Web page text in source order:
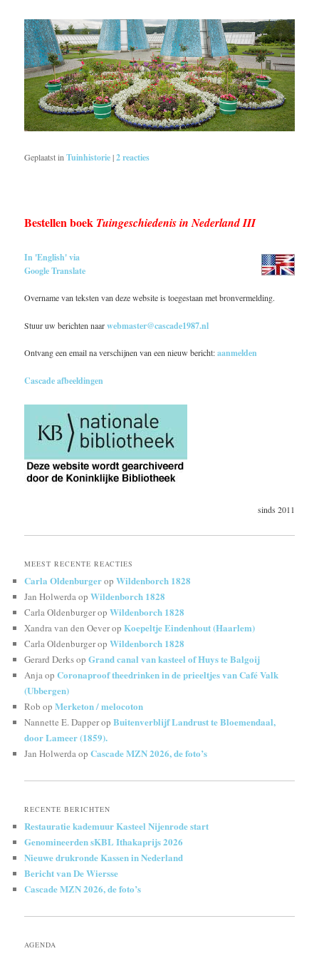
Geplaatst in Tuinhistorie|2reacties
Bestellen boek Tuingeschiedenis in Nederland III
In 'English' via
Google Translate
Overname van teksten van deze website is toegestaan met bronvermelding.
Stuur uw berichten naarwebmaster@cascade1987.nl
Ontvang een email na verschijnen van een nieuw bericht:aanmelden
Cascade afbeeldingen
sinds 2011
MEEST RECENTE REACTIES
Carla OldenburgeropWildenborch 1828
Jan HolwerdaopWildenborch 1828
Carla OldenburgeropWildenborch 1828
Xandra van den OeveropKoepeltje Eindenhout (Haarlem)
Carla OldenburgeropWildenborch 1828
Gerard DerksopGrand canal van kasteel of Huys te Balgoij
AnjaopCoronaproof theedrinken in de prieeltjes van Café Valk
(Ubbergen)
Rob opMerketon / melocoton
Nannette E. DapperopBuitenverblijf Landrust te Bloemendaal,
door Lameer (1859).
Jan HolwerdaopCascade MZN 2026, de foto’s
RECENTE BERICHTEN
Restauratie kademuur Kasteel Nijenrode start
Genomineerden sKBL Ithakaprijs 2026
Nieuwe drukronde Kassen in Nederland
Bericht van De Wiersse
Cascade MZN 2026, de foto’s
AGENDA